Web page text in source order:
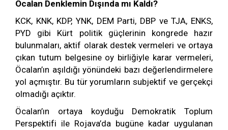
Öcalan Denklemin Dışında mı Kaldı?
KCK, KNK, KDP, YNK, DEM Parti, DBP ve TJA, ENKS,
PYD gibi Kürt politik güçlerinin kongrede hazır
bulunmaları, aktif olarak destek vermeleri ve ortaya
çıkan tutum belgesine oy birliğiyle karar vermeleri,
Öcalan’ın aşıldığı yönündeki bazı değerlendirmelere
yol açmıştır. Bu tür yorumların subjektif ve gerçekçi
olmadığı açıktır.
Öcalan’ın ortaya koyduğu Demokratik Toplum
Perspektifi ile Rojava’da bugüne kadar uygulanan